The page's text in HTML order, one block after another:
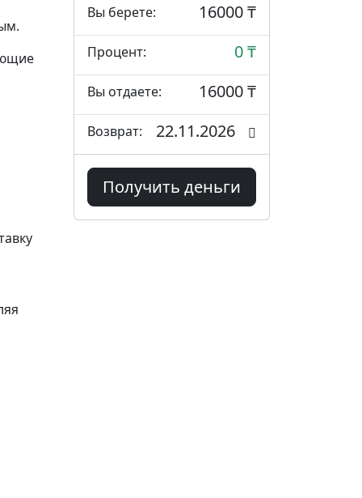
Вы берете: 16000 ₸
Процент: 0 ₸
Вы отдаете: 16000 ₸
Возврат: 22.11.2026
Получить деньги